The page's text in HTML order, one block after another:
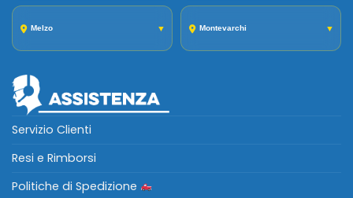
Melzo ▼ Montevarchi ▼
Servizio Clienti
Resi e Rimborsi
Politiche di Spedizione